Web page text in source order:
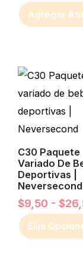
Agregar
C30 Paquete
Variado De
Deportivas |
Neversecond
$9,50 - $
Elija
producto
tiene
múltiples
variantes.
Las
opciones
se
pueden
elegir
en